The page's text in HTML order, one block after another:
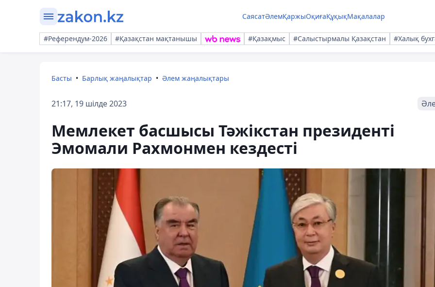
СаясатӘлемҚаржыОқиғаҚұқықМақалалар
#Референдум-2026 #Қазақстан мақтанышы #Қазақмыс #Салыстырмалы Қазақстан #Халық
Басты Барлық жаңалықтар Әлем жаңалықтары
21:17, 19 шілде 2023
Мемлекет басшысы Тәжікстан президенті
Эмомали Рахмонмен кездесті